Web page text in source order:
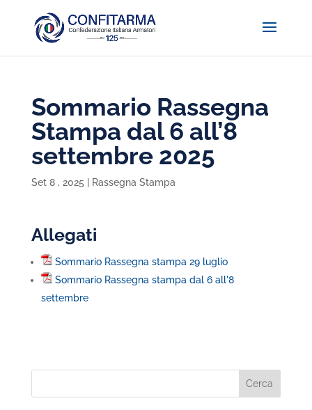
Sommario Rassegna
Stampa dal 6 all’8
settembre 2025
Set 8 , 2025 Rassegna Stampa
Allegati
Sommario Rassegna stampa 29 luglio
Sommario Rassegna stampa dal 6 all'8
settembre